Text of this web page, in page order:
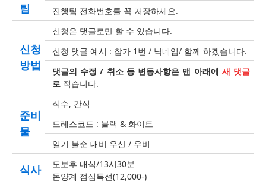
팀
진행팀 전화번호를 꼭 저장하세요.
신청
방법
신청은 댓글로만 할 수 있습니다.
신청 댓글 예시 : 참가 1번 / 닉네임/ 함께 하겠습니다.
댓글의 수정 / 취소 등 변동사항은 맨 아래에 새 댓글
로 적습니다.
준비
물
식수, 간식
드레스코드 : 블랙 & 화이트
일기 불순 대비 우산 / 우비
식사
도보후 매식/13시30분
돈양계 점심특선(12,000-)